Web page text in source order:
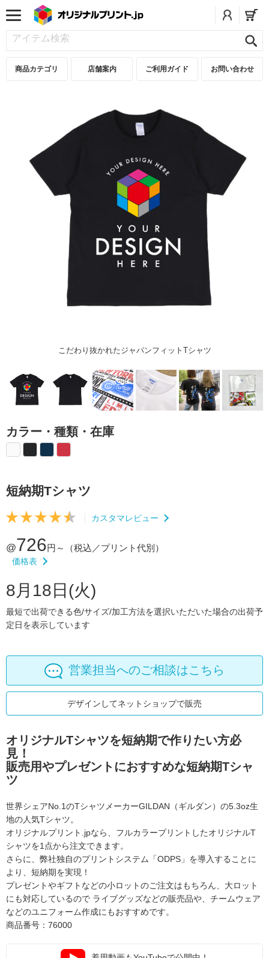
商品カテゴリ 店舗案内 ご利用ガイド お問い合わせ
こだわり抜かれたジャパンフィットTシャツ
カラー・種類・在庫
短納期Tシャツ
カスタマレビュー
@726円～ （税込／プリント代別）
価格表
8月18日(火)
最短で出荷できる色/サイズ/加工方法を選択いただいた場合の出荷予
定日を表示しています
営業担当へのご相談はこちら
デザインしてネットショップで販売
オリジナルTシャツを短納期で作りたい方必
見！
販売用やプレゼントにおすすめな短納期Tシャ
ツ
世界シェアNo.1のTシャツメーカーGILDAN（ギルダン）の5.3oz生
地の人気Tシャツ。
オリジナルプリント.jpなら、フルカラープリントしたオリジナルT
シャツを1点から注文できます。
さらに、弊社独自のプリントシステム「ODPS」を導入することに
より、短納期を実現！
プレゼントやギフトなどの小ロットのご注文はもちろん、大ロット
にも対応しているので ライブグッズなどの販売品や、チームウェア
などのユニフォーム作成にもおすすめです。
商品番号：76000